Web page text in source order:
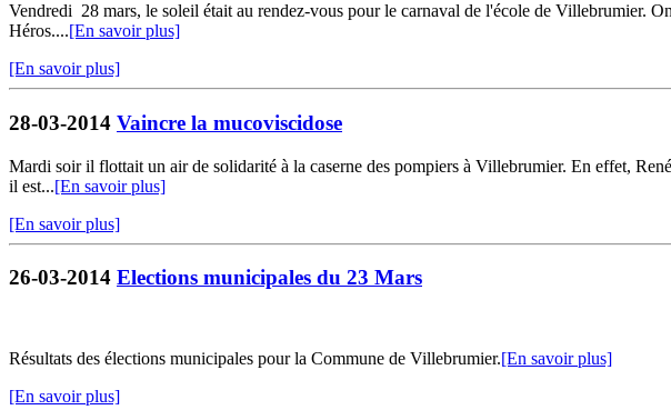
Vendredi 28 mars, le soleil était au rendez-vous pour le carnaval de l'école de Villebrumier.
Héros....[En savoir plus]
[En savoir plus]
28-03-2014 Vaincre la mucoviscidose
Mardi soir il flottait un air de solidarité à la caserne des pompiers à Villebrumier. En effet,
il est...[En savoir plus]
[En savoir plus]
26-03-2014 Elections municipales du 23 Mars
Résultats des élections municipales pour la Commune de Villebrumier.[En savoir plus]
[En savoir plus]